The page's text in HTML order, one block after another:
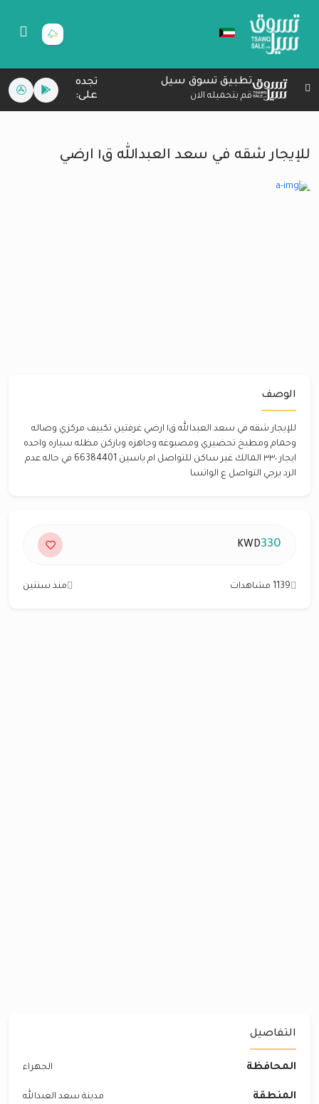
تطبيق تسوق سيل
قم بتحميله الان
تجده
على:
للإيجار شقه في سعد العبدالله ق١ ارضي
الوصف
للإيجار شقه في سعد العبدالله ق١ ارضي غرفتين تكييف مركزي وصاله
وحمام ومطبخ تحضيري ومصبوغه وجاهزه وباركن مظله سياره واحده
ايجار ٣٣٠ المالك غير ساكن للتواصل ام ياسين 66384401 في حاله عدم
الرد يرجي التواصل ع الواتسا
330
KWD
1139 مشاهدات منذ سنتين
التفاصيل
المحافظة الجهراء
المنطقة مدينة سعد العبدالله